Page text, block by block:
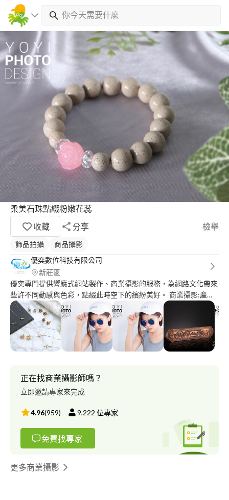
柔美石珠點綴粉嫩花蕊
收藏
分享 檢舉
飾品拍攝
商品攝影
優奕數位科技有限公司
新莊區
優奕專門提供響應式網站製作、商業攝影的服務，為網路文化帶來
些許不同動感與色彩，點綴此時空下的繽紛美好。 商業攝影:產品
攝影、人物攝影、到府攝影、外拍攝影 作品
集:http://www.yoyi.ws/works_category/studio_work/ 公司網
址:http://www.yoyi.ws/
正在找商業攝影師嗎？
立即邀請專家來完成
4.96(959) 9,222 位專家
免費找專家
更多商業攝影